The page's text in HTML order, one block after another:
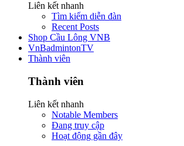
Liên kết nhanh
Tìm kiếm diễn đàn
Recent Posts
Shop Cầu Lông VNB
VnBadmintonTV
Thành viên
Thành viên
Liên kết nhanh
Notable Members
Đang truy cập
Hoạt động gần đây